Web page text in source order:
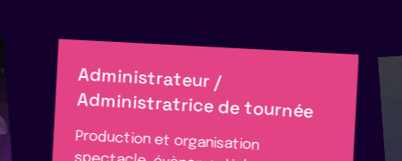
Administrateur /
Administratrice de tournée
Production et organisation
spectacle, évènementiel, cinéma,